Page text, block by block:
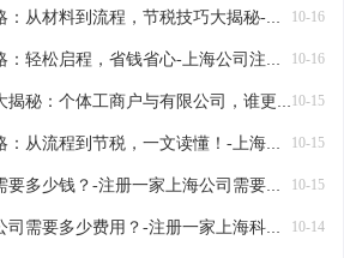
10-16
流程，节税技巧大揭秘-上海注册公司需要的材料及流程
10-16
启程，省钱省心-上海公司注册需要哪些材料
10-15
商户与有限公司，谁更省钱？-上海记账报税需要多少费用？
10-15
到节税，一文读懂！-上海公司注册有哪些流程？
10-15
少钱？-注册一家上海公司需要多少钱？
10-14
少费用？-注册一家上海科技公司需要多少费用？